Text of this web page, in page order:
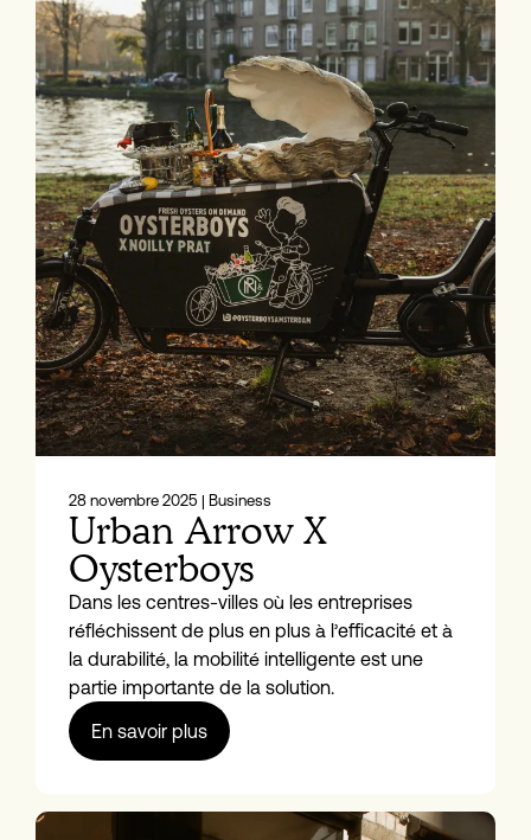
28 novembre 2025 | Business
Urban Arrow X
Oysterboys
Dans les centres-villes où les entreprises
réfléchissent de plus en plus à l’efficacité et à
la durabilité, la mobilité intelligente est une
partie importante de la solution.
En savoir plus